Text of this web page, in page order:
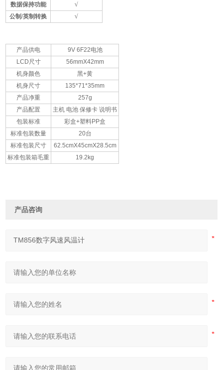
数据保持功能
√
公制/英制转换
√
产品供电
9V 6F22电池
LCD尺寸
56mmX42mm
机身颜色
黑+黄
机身尺寸
135*71*35mm
产品净重
257g
产品配置
主机 电池 保修卡 说明书
包装标准
彩盒+塑料PP盒
标准包装数量
20台
标准包装尺寸
62.5cmX45cmX28.5cm
标准包装箱毛重
19.2kg
产品咨询